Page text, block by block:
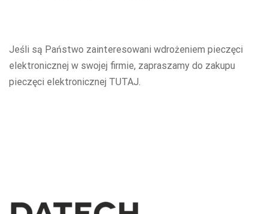
Jeśli są Państwo zainteresowani wdrożeniem pieczęci
elektronicznej w swojej firmie, zapraszamy do zakupu
pieczęci elektronicznej TUTAJ